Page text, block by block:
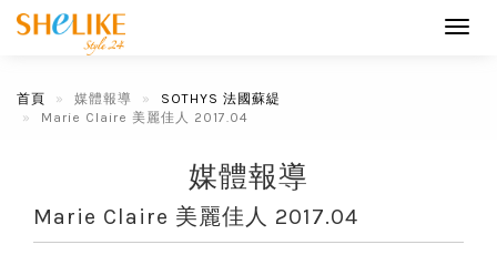
首頁 媒體報導
SOTHYS 法國蘇緹
Marie Claire 美麗佳人 2017.04
媒體報導
Marie Claire 美麗佳人 2017.04